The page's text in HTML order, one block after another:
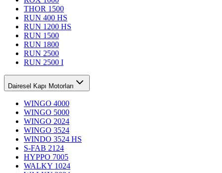
THOR 1500
RUN 400 HS
RUN 1200 HS
RUN 1500
RUN 1800
RUN 2500
RUN 2500 I
Dairesel Kapı Motorları
WINGO 4000
WINGO 5000
WINGO 2024
WINGO 3524
WINDO 3524 HS
S-FAB 2124
HYPPO 7005
WALKY 1024